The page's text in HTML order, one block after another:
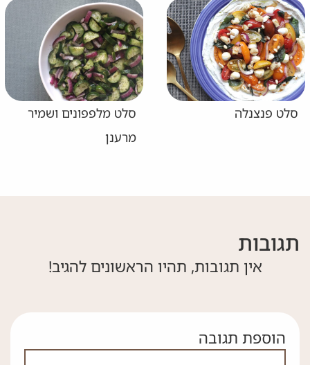
סלט פנצנלה
סלט מלפפונים ושמיר
מרענן
תגובות
אין תגובות, תהיו הראשונים להגיב!
אם אתה לא רובוט אל תמלא את השדה הזה
הוספת תגובה